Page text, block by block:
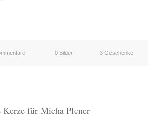
0 Bilder 3 Geschenke
Kerze für Micha Plener